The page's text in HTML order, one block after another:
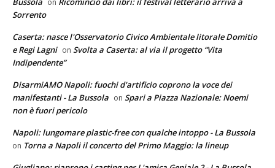
Sorrento
Caserta: nasce l'Osservatorio Civico Ambientale litorale Domitio
e Regi Lagni on Svolta a Caserta: al via il progetto “Vita
Indipendente”
DisarmiAMO Napoli: fuochi d'artificio coprono la voce dei
manifestanti - La Bussola on Spari a Piazza Nazionale: Noemi
non è fuori pericolo
Napoli: lungomare plastic-free con qualche intoppo - La Bussola
on Torna a Napoli il concerto del Primo Maggio: la lineup